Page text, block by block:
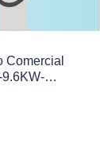
Comercial